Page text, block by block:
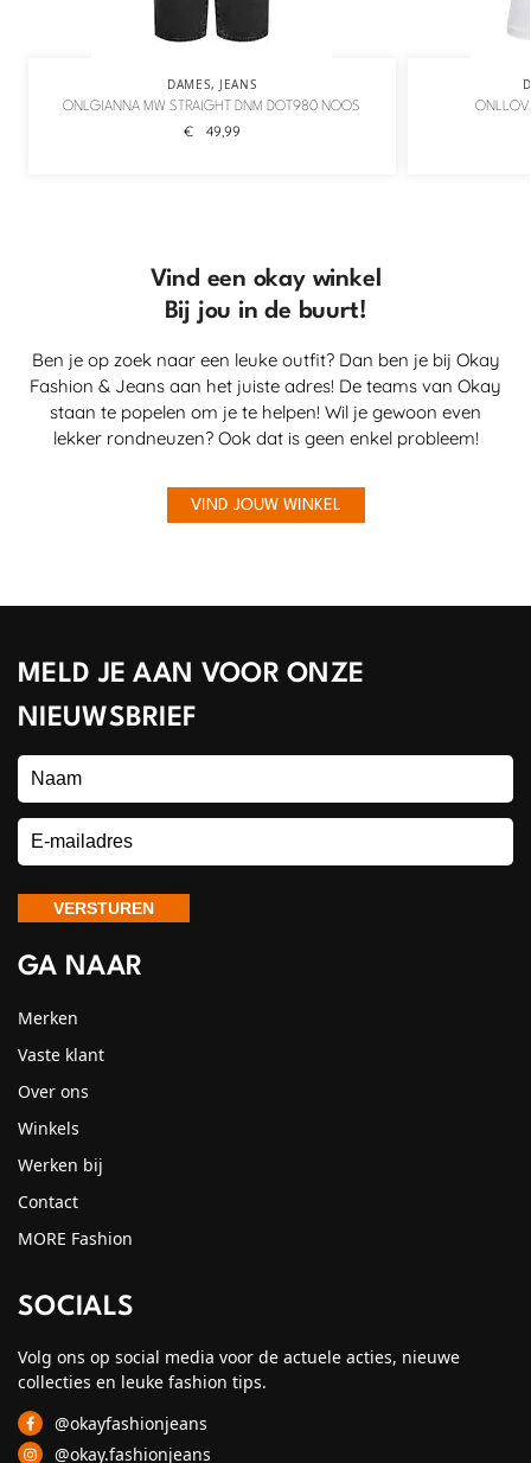
DAMES, JEANS
ONLGIANNA MW STRAIGHT DNM DOT980 NOOS
€ 49,99
Vind een okay winkel
Bij jou in de buurt!
Ben je op zoek naar een leuke outfit? Dan ben je bij Okay
Fashion & Jeans aan het juiste adres! De teams van Okay
staan te popelen om je te helpen! Wil je gewoon even
lekker rondneuzen? Ook dat is geen enkel probleem!
VIND JOUW WINKEL
MELD JE AAN VOOR ONZE
NIEUWSBRIEF
GA NAAR
Merken
Vaste klant
Over ons
Winkels
Werken bij
Contact
MORE Fashion
SOCIALS
Volg ons op social media voor de actuele acties, nieuwe
collecties en leuke fashion tips.
@okayfashionjeans
@okay.fashionjeans